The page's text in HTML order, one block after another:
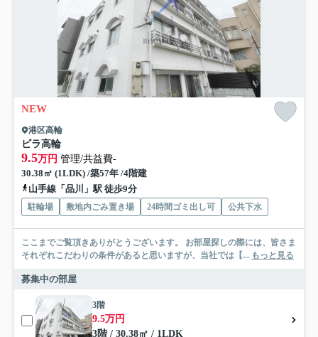
NEW
港区高輪
ビラ高輪
9.5万円 管理/共益費-
30.38㎡ (1LDK) /築57年 /4階建
山手線「品川」駅 徒歩9分
駐輪場 敷地内ごみ置き場 24時間ゴミ出し可 公共下水
ここまでご覧頂きありがとうございます。 お部屋探しの際には、皆さま
それぞれこだわりの条件があると思いますが、当社では【... もっと見る
募集中の部屋
3階
9.5万円
3階 / 30.38㎡ / 1LDK